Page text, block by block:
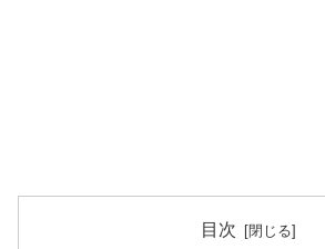
目次